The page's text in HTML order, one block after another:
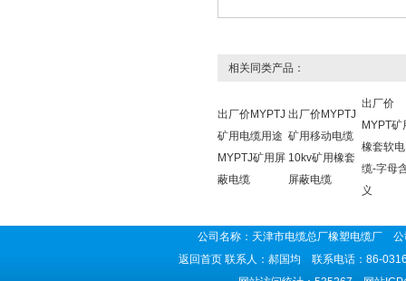
相关同类产品：
出厂价MYPTJ
矿用电缆用途
MYPTJ矿用屏
蔽电缆
出厂价MYPTJ
矿用移动电缆
10kv矿用橡套
屏蔽电缆
出厂价
MYPT矿
橡套软电
缆-字母
义
公司名称：天津市电缆总厂橡塑电缆厂
返回首页联系人：郝国均 联系电话：86-